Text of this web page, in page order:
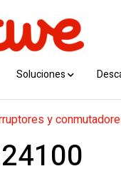
Soluciones
y